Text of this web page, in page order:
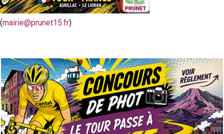
(mairie@prunet15.fr)